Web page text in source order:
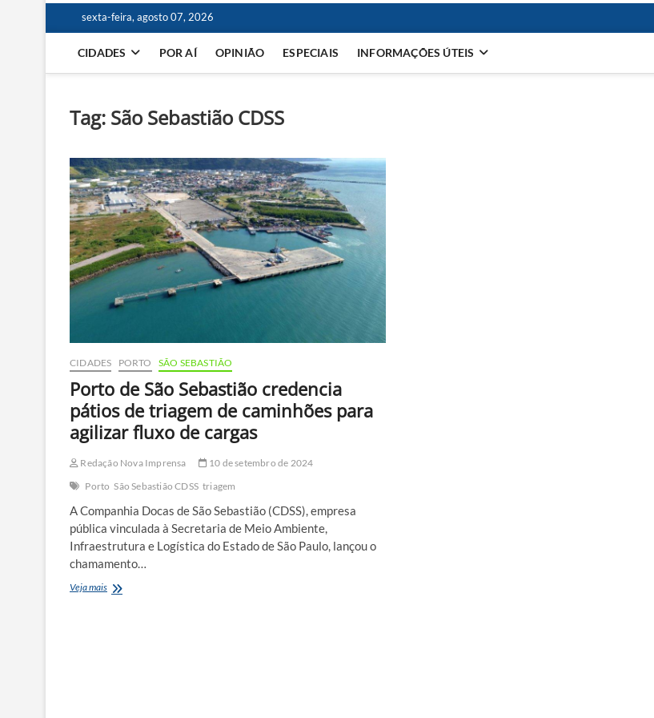
sexta-feira, agosto 07, 2026
CIDADES POR AÍ OPINIÃO ESPECIAIS INFORMAÇÕES ÚTEIS
Tag: São Sebastião CDSS
CIDADES PORTO SÃO SEBASTIÃO
Porto de São Sebastião credencia
pátios de triagem de caminhões para
agilizar fluxo de cargas
Redação Nova Imprensa
10 de setembro de 2024
Porto São Sebastião CDSS triagem
A Companhia Docas de São Sebastião (CDSS), empresa
pública vinculada à Secretaria de Meio Ambiente,
Infraestrutura e Logística do Estado de São Paulo, lançou o
chamamento…
Veja maisPorto